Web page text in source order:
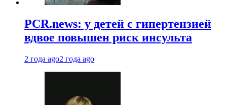
PCR.news: у детей с гипертензией
вдвое повышен риск инсульта
2 года ago2 года ago